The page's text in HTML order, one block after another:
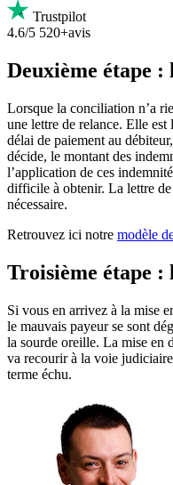
Trustpilot
4.6/5 520+avis
Deuxième étape :
Lorsque la conciliation n’a
une lettre de relance. Elle est
délai de paiement au
décide, le montant des
l’application de ces
difficile à obtenir. La lettre
nécessaire.
Retrouvez ici notre modèle
Troisième étape :
Si vous en arrivez à la mise
le mauvais payeur se sont
la sourde oreille. La mise en
va recourir à la voie
terme échu.